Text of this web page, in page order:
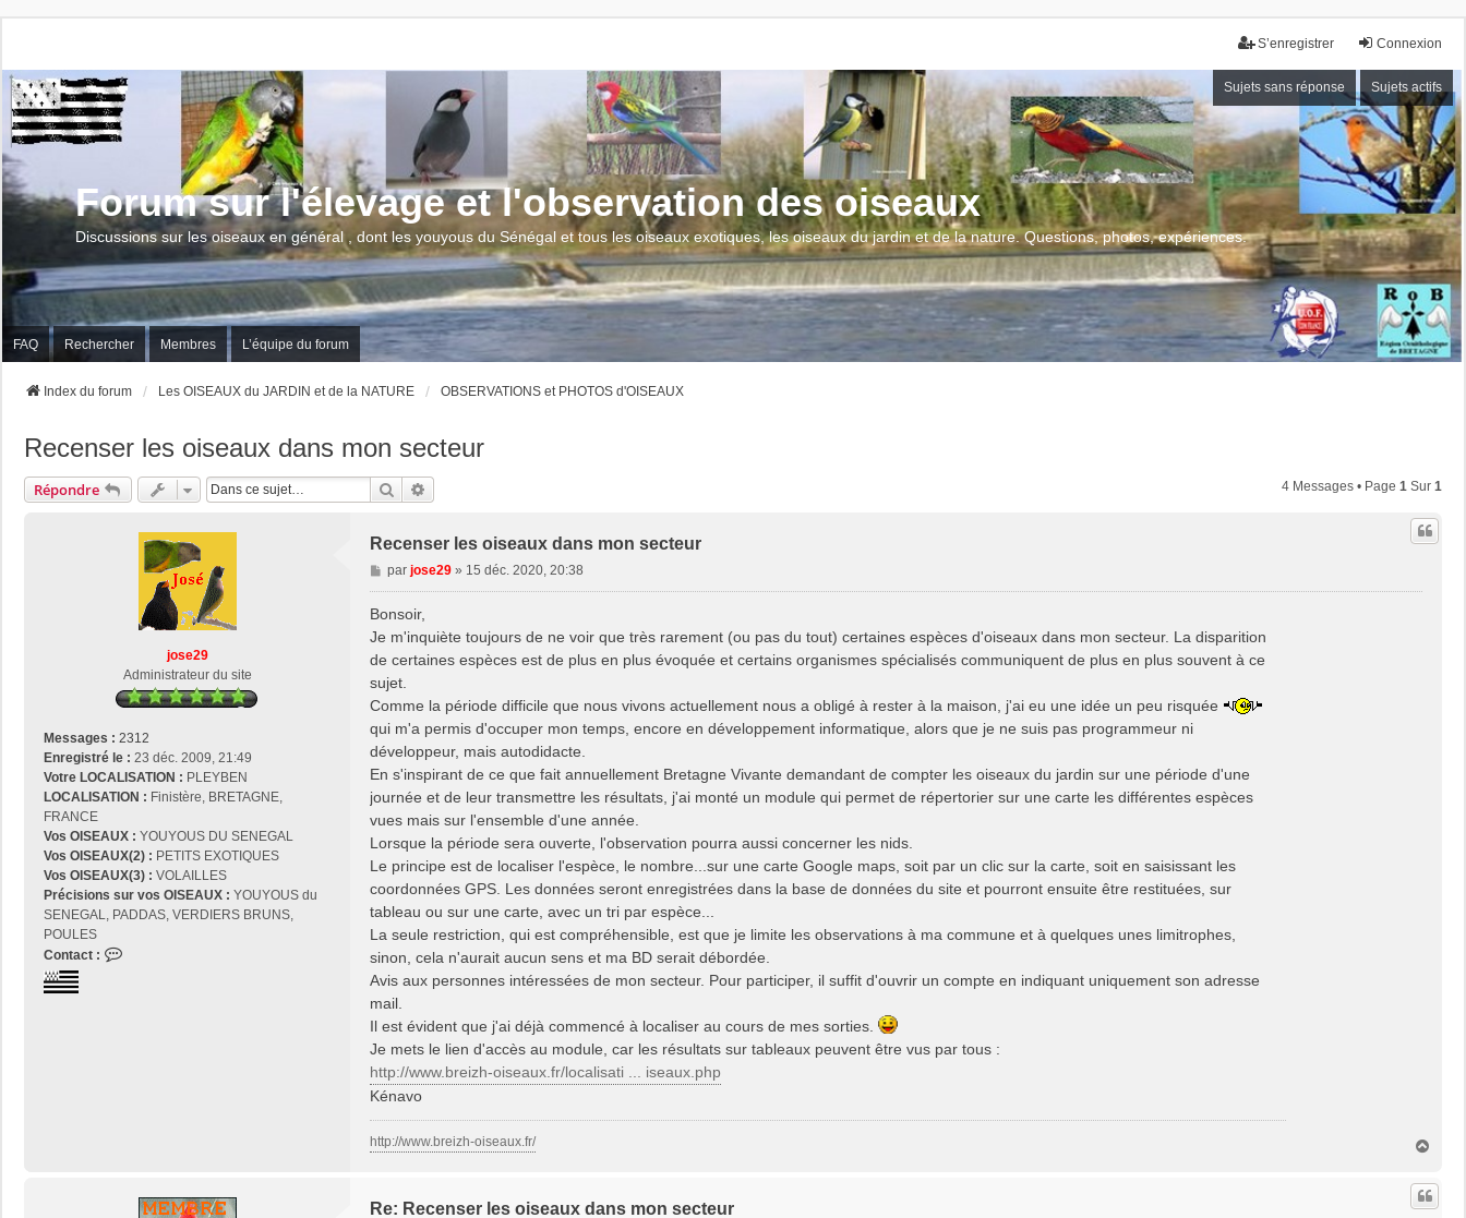
Connexion
S’enregistrer
Sujets sans réponse Sujets actifs
Forum sur l'élevage et l'observation des oiseaux
Discussions sur les oiseaux en général , dont les youyous du Sénégal et tous les oiseaux exotiques, les oiseaux du jardin et de la nature. Questions, photos, expériences.
FAQ Rechercher Membres L’équipe du forum
Index du forum Les OISEAUX du JARDIN et de la NATURE OBSERVATIONS et PHOTOS d'OISEAUX
Recenser les oiseaux dans mon secteur
Répondre Rechercher 4 Messages • Page 1 Sur 1
jose29
Administrateur du site
Messages : 2312
Enregistré le : 23 déc. 2009, 21:49
Votre LOCALISATION : PLEYBEN
LOCALISATION : Finistère, BRETAGNE,
FRANCE
Vos OISEAUX : YOUYOUS DU SENEGAL
Vos OISEAUX(2) : PETITS EXOTIQUES
Vos OISEAUX(3) : VOLAILLES
Précisions sur vos OISEAUX : YOUYOUS du
SENEGAL, PADDAS, VERDIERS BRUNS,
POULES
Contact :
Recenser les oiseaux dans mon secteur
M
e
a
g
e
par jose29» 15 déc. 2020, 20:38
Bonsoir,
Je m'inquiète toujours de ne voir que très rarement (ou pas du tout) certaines espèces d'oiseaux dans mon secteur. La disparition
de certaines espèces est de plus en plus évoquée et certains organismes spécialisés communiquent de plus en plus souvent à ce
sujet.
Comme la période difficile que nous vivons actuellement nous a obligé à rester à la maison, j'ai eu une idée un peu risquée
qui m'a permis d'occuper mon temps, encore en développement informatique, alors que je ne suis pas programmeur ni
développeur, mais autodidacte.
En s'inspirant de ce que fait annuellement Bretagne Vivante demandant de compter les oiseaux du jardin sur une période d'une
journée et de leur transmettre les résultats, j'ai monté un module qui permet de répertorier sur une carte les différentes espèces
vues mais sur l'ensemble d'une année.
Lorsque la période sera ouverte, l'observation pourra aussi concerner les nids.
Le principe est de localiser l'espèce, le nombre...sur une carte Google maps, soit par un clic sur la carte, soit en saisissant les
coordonnées GPS. Les données seront enregistrées dans la base de données du site et pourront ensuite être restituées, sur
tableau ou sur une carte, avec un tri par espèce...
La seule restriction, qui est compréhensible, est que je limite les observations à ma commune et à quelques unes limitrophes,
sinon, cela n'aurait aucun sens et ma BD serait débordée.
Avis aux personnes intéressées de mon secteur. Pour participer, il suffit d'ouvrir un compte en indiquant uniquement son adresse
mail.
Il est évident que j'ai déjà commencé à localiser au cours de mes sorties.
Je mets le lien d'accès au module, car les résultats sur tableaux peuvent être vus par tous :
http://www.breizh-oiseaux.fr/localisati ... iseaux.php
Kénavo
http://www.breizh-oiseaux.fr/
u
Re: Recenser les oiseaux dans mon secteur